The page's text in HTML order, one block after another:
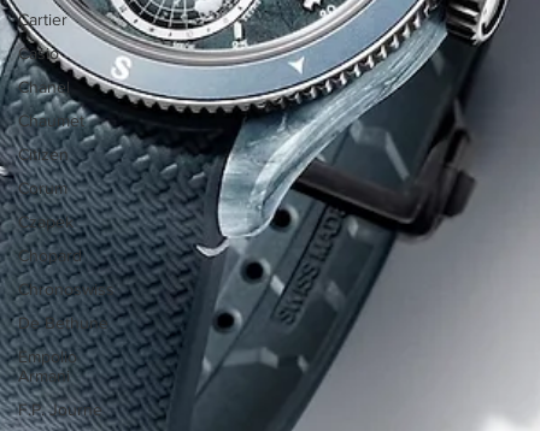
Cartier
Casio
Chanel
Chaumet
Citizen
Corum
Czapek
Chopard
Chronoswiss
De Bethune
Empolio
Armani
F.P. Journe